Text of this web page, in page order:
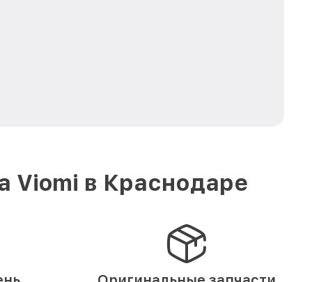
Viomi в Краснодаре